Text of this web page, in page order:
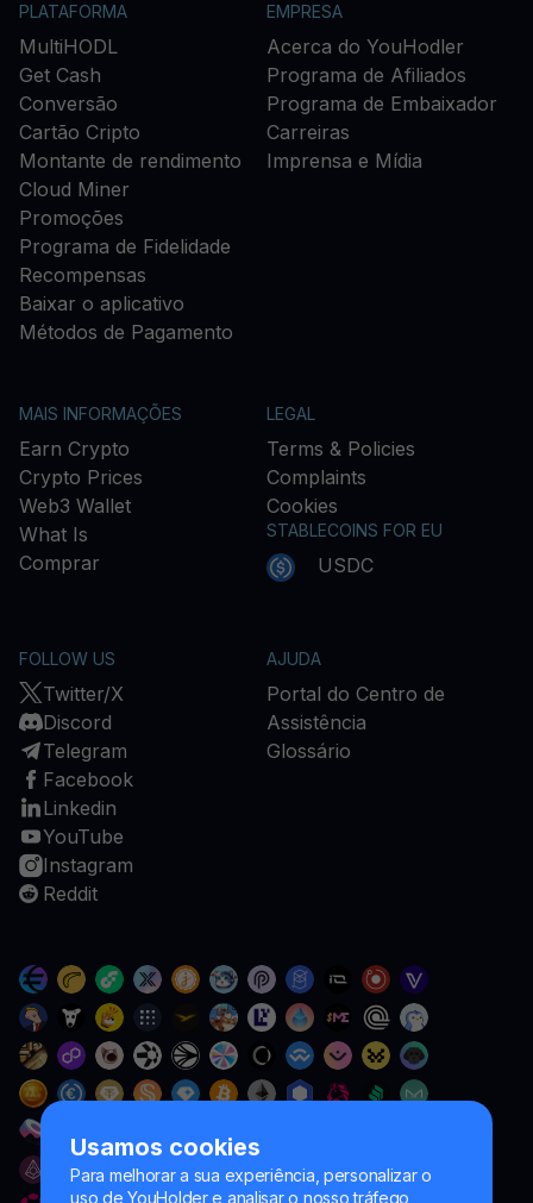
Usamos cookies
Para melhorar a sua experiência, personalizar o
uso de YouHolder e analisar o nosso tráfego,
PLATAFORMA
MultiHODL
Get Cash
Conversão
Cartão Cripto
Montante de rendimento
Cloud Miner
Promoções
Programa de Fidelidade
Recompensas
Baixar o aplicativo
Métodos de Pagamento
EMPRESA
Acerca do YouHodler
Programa de Afiliados
Programa de Embaixador
Carreiras
Imprensa e Mídia
MAIS INFORMAÇÕES
Earn Crypto
Crypto Prices
Web3 Wallet
What Is
Comprar
LEGAL
Terms & Policies
Complaints
Cookies
STABLECOINS FOR EU
USDC
FOLLOW US
Twitter/X
Discord
Telegram
Facebook
Linkedin
YouTube
Instagram
Reddit
AJUDA
Portal do Centro de
Assistência
Glossário